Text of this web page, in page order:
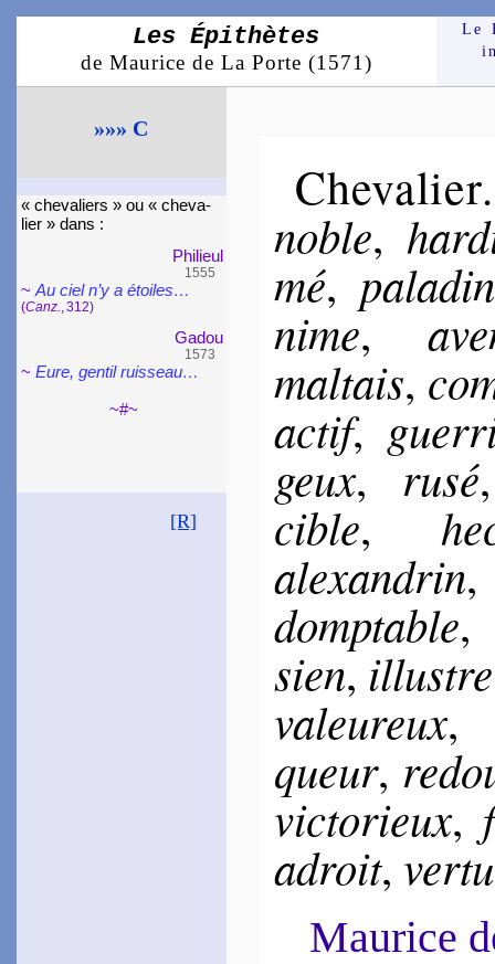
Les Épithètes
de Maurice de La Porte (1571)
Le
»»» C
« cheva­liers » ou « cheva­
lier » dans :
Phi­lieul
1555
~Au ciel n’y a étoiles…
(Canz. , 312)
Gadou
1573
~Eure, gentil ruis­seau…
~#~
[R]
Chevalier
noble,
mé, pa­la­din
nime,
mal­tais,
actif,
geux, ru­sé
cible,
alexan­drin
domp­table
sien, il­lustre
va­leu­reux
queur,
vic­to­rieux,
adroit,
Maurice